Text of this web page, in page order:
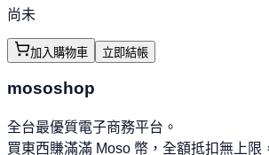
尚未
加入購物車 立即結帳
mososhop
全台最優質電子商務平台。
買東西賺滿滿 Moso 幣，全額抵扣無上